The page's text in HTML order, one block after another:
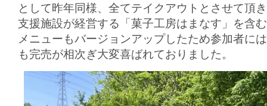
として昨年同様、全てテイクアウトとさせて頂
支援施設が経営する「菓子工房はまなす」を含
メニューもバージョンアップしたため参加者に
も完売が相次ぎ大変喜ばれておりました。